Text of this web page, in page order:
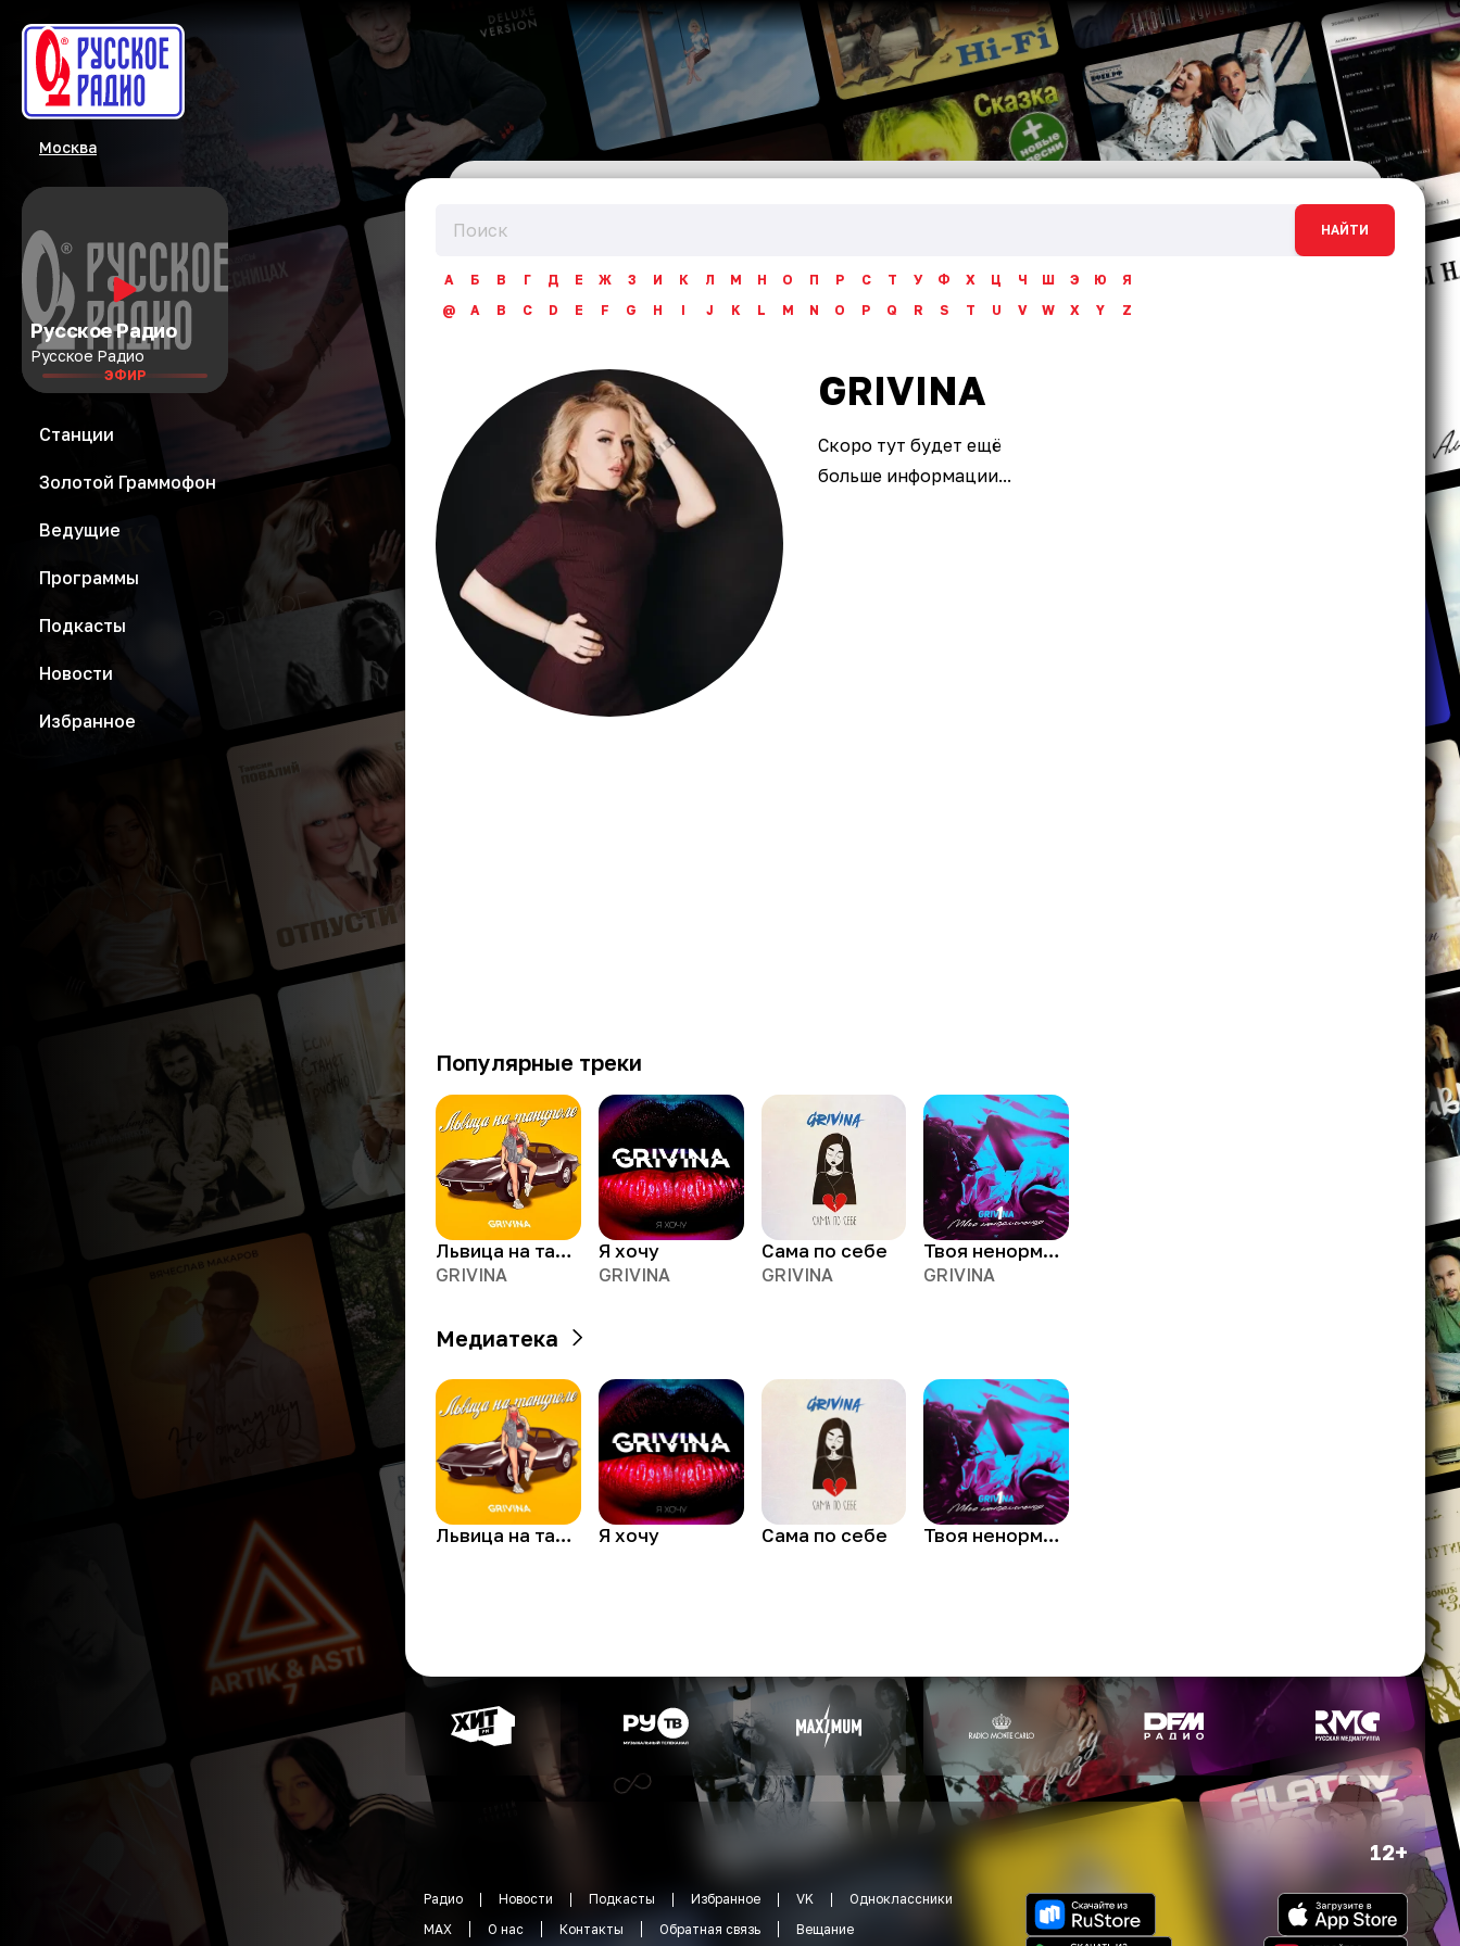
Москва
Русское Радио
Русское Радио
ЭФИР
Станции
Золотой Граммофон
Ведущие
Программы
Подкасты
Новости
Избранное
НАЙТИ
А Б В Г Д Е Ж З И К Л М Н О П Р С Т У Ф Х Ц Ч Ш Э Ю
Я
@
A B C D E F G H I J K L M N O P Q R S T U V W X Y Z
GRIVINA
Скоро тут будет ещё
больше информации...
Популярные треки
Львица на танцполе
GRIVINA
Я хочу
GRIVINA
Сама по себе
GRIVINA
Твоя ненормальная
GRIVINA
Медиатека
Львица на танцполе Я хочу Сама по себе Твоя ненормальная
12+
Радио Новости Подкасты Избранное VK
Одноклассники
MAX
О нас Контакты Обратная связь Вещание